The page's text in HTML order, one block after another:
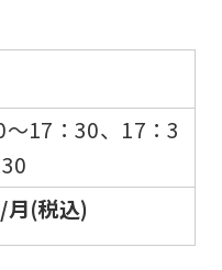
17：30、17：3
(税込)